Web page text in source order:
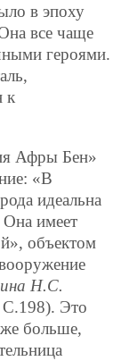
в эпоху
все чаще
героями.
к
Афры Бен»
«В
идеальна
Она имеет
объектом
Н.С.
Это
больше,